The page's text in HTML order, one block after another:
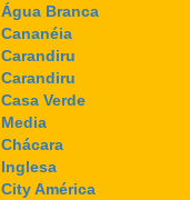
Água Branca
Cananéia
Carandiru
Carandiru
Casa Verde
Media
Chácara
Inglesa
City América